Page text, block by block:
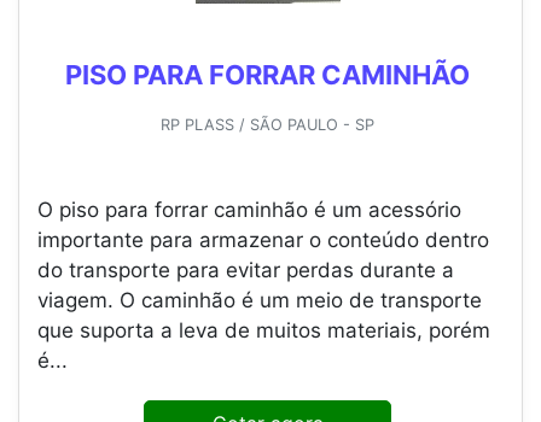
PISO PARA FORRAR CAMINHÃO
RP PLASS / SÃO PAULO - SP
O piso para forrar caminhão é um acessório
importante para armazenar o conteúdo dentro
do transporte para evitar perdas durante a
viagem. O caminhão é um meio de transporte
que suporta a leva de muitos materiais, porém
é...